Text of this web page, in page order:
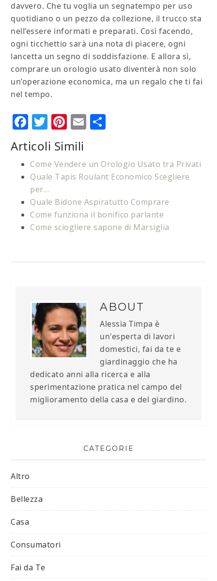
davvero. Che tu voglia un segnatempo per uso
quotidiano o un pezzo da collezione, il trucco sta
nell’essere informati e preparati. Così facendo,
ogni ticchettio sarà una nota di piacere, ogni
lancetta un segno di soddisfazione. E allora sì,
comprare un orologio usato diventerà non solo
un’operazione economica, ma un regalo che ti fai
nel tempo.
Facebook
Twitter
Pinterest
Email
Articoli Simili
Come Vendere un Orologio Usato tra Privati
Quale Tapis Roulant Economico Scegliere
per…
Quale Bidone Aspiratutto Comprare
Come funziona il bonifico parlante
Come sciogliere sapone di Marsiglia
ABOUT
Alessia Timpa è
un'esperta di lavori
domestici, fai da te e
giardinaggio che ha
dedicato anni alla ricerca e alla
sperimentazione pratica nel campo del
miglioramento della casa e del giardino.
CATEGORIE
Altro
Bellezza
Casa
Consumatori
Fai da Te